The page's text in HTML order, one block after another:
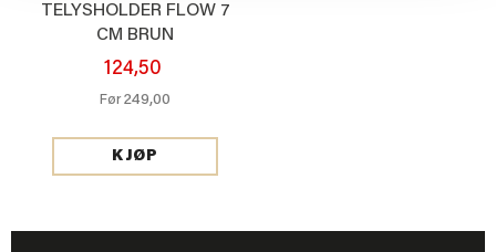
TELYSHOLDER FLOW 7
CM BRUN
124,50
Før249,00
KJØP